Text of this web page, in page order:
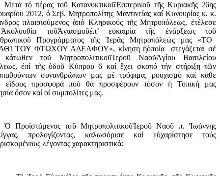
Μετά τό πέρας τοῦ ΚατανυκτικοῦἙσπερινοῦ τῆς Κυριακῆς 26ης
2012, ὁΣεβ. Μητροπολίτης Μαντινείας καί Κυνουρίας κ. κ.
πλαισιούμενοςἀπό Κληρικούς τῆς Μητροπόλεως, ἐτέλεσε
Ἀκολουθία τοῦἉγιασμοῦἐπ’ εὐκαιρία τῆς ἐνάρξεως τοῦ
ῦΠρογράμματος τῆςἹερᾶς Μητροπόλεώς μας «ΤΟ
ΤΟΥ ΦΤΩΧΟΥ ΑΔΕΛΦΟΥ», κίνησηἡὁποία στεγάζεται σέ
κάτωθεν τοῦ ΜητροπολιτικοῦἹεροῦΝαοῦἉγίου Βασιλείου
ἐπί τῆςὁδοῦ Κύπρου 6 καίἔχει σκοπό τήν στήριξη τῶν
συνανθρώπων μας μέ τρόφιμα, ρουχισμό καί κάθε
εἴδους προσφορά πού θά προσφέρουν τόσονἡ Τοπική μας
ὅσον καί οἱ συμπολίτες μας.
Ὁ Προϊστάμενος τοῦΜητροπολιτικοῦἹεροῦΝαοῦ π.Ἰωάννης
προλογίζοντας, καλωσόρισε καί εὐχαρίστησε τούς
λέγοντας χαρακτηριστικά: